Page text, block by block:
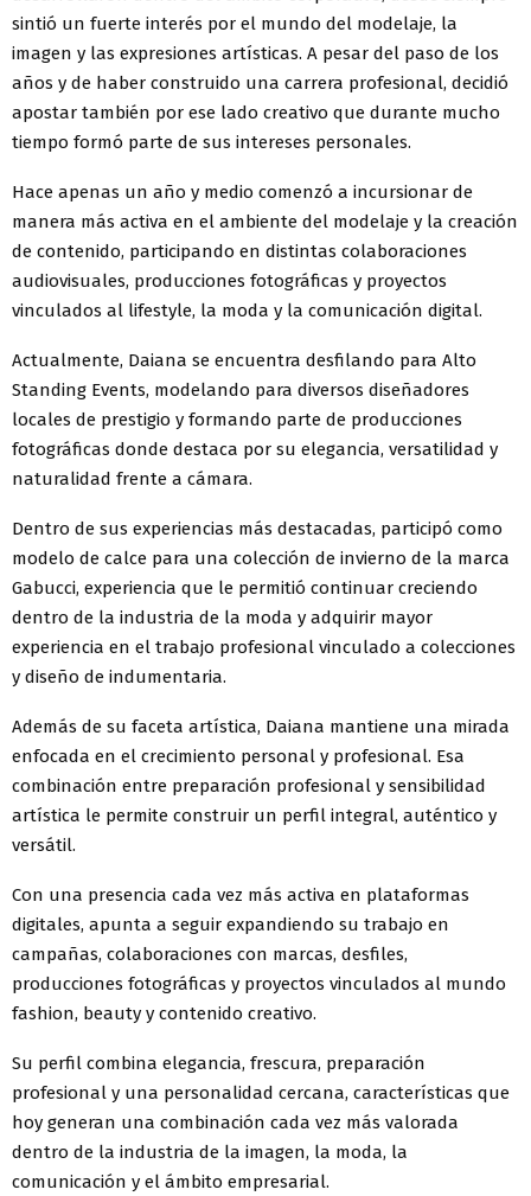
sintió un fuerte interés por el mundo del modelaje, la
imagen y las expresiones artísticas. A pesar del paso de los
años y de haber construido una carrera profesional, decidió
apostar también por ese lado creativo que durante mucho
tiempo formó parte de sus intereses personales.
Hace apenas un año y medio comenzó a incursionar de
manera más activa en el ambiente del modelaje y la creación
de contenido, participando en distintas colaboraciones
audiovisuales, producciones fotográficas y proyectos
vinculados al lifestyle, la moda y la comunicación digital.
Actualmente, Daiana se encuentra desfilando para Alto
Standing Events, modelando para diversos diseñadores
locales de prestigio y formando parte de producciones
fotográficas donde destaca por su elegancia, versatilidad y
naturalidad frente a cámara.
Dentro de sus experiencias más destacadas, participó como
modelo de calce para una colección de invierno de la marca
Gabucci, experiencia que le permitió continuar creciendo
dentro de la industria de la moda y adquirir mayor
experiencia en el trabajo profesional vinculado a colecciones
y diseño de indumentaria.
Además de su faceta artística, Daiana mantiene una mirada
enfocada en el crecimiento personal y profesional. Esa
combinación entre preparación profesional y sensibilidad
artística le permite construir un perfil integral, auténtico y
versátil.
Con una presencia cada vez más activa en plataformas
digitales, apunta a seguir expandiendo su trabajo en
campañas, colaboraciones con marcas, desfiles,
producciones fotográficas y proyectos vinculados al mundo
fashion, beauty y contenido creativo.
Su perfil combina elegancia, frescura, preparación
profesional y una personalidad cercana, características que
hoy generan una combinación cada vez más valorada
dentro de la industria de la imagen, la moda, la
comunicación y el ámbito empresarial.